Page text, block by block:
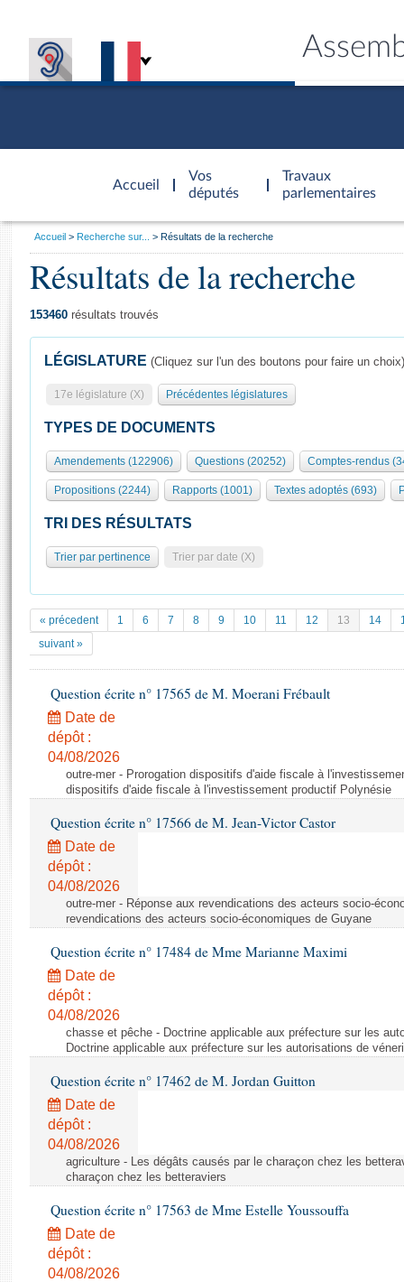
Accueil
d'accueil
Vos
députés
Travaux
parlementaires
Présidence
577 députés
Groupes politiques
Séance publique
Commissions et autres organes
Europe et International
Pétitions
Documents parlementaires
Projets de loi
Propositions de loi
Amendements
Textes adoptés
Rapports d'information
Rapports législatifs
Rapports sur l'application des lois
Baromètre de l’application des lois
Dossiers législatifs
Budget et sécurité sociale
Questions écrites et orales
Comptes rendus des débats
Général
Rôle et pouvoirs de l'Assemblée
Organisation de l'Assemblée
Présidence Conférence des Présidents Bureau Collège des
Statistiques et chiffres clés
Documents de référence
( Constitution | Règlement de l'Assemblée ... )
Histoire
Juniors
Anciennes législatures
Liens vers les sites publics
Visiter l'Assemblée
Visite virtuelle du palais Bourbon
Assister à une séance
La Bibliothèque
Les archives
Contacts et plan d'accès
Photos libres de droit
Vous
Accueil Recherche sur... Résultats de la recherche
Résultats de la recherche
153460 résultats trouvés
LÉGISLATURE (Cliquez sur l'un des boutons pour faire un choix)
17e législature (X) Précédentes législatures
TYPES DE DOCUMENTS
Amendements (122906) Questions (20252) Comptes-rendus
Propositions (2244) Rapports (1001) Textes adoptés (693)
TRI DES RÉSULTATS
Trier par pertinence Trier par date (X)
« précedent 1 6 7 8 9 10 11 12 13 14
suivant »
Question écrite n° 17565 de M. Moerani Frébault
Date de
dépôt :
04/08/2026
outre-mer - Prorogation dispositifs d'aide fiscale à
dispositifs d'aide fiscale à l'investissement productif Polynésie
Question écrite n° 17566 de M. Jean-Victor Castor
Date de
dépôt :
04/08/2026
outre-mer - Réponse aux revendications des acteurs socio-
revendications des acteurs socio-économiques de Guyane
Question écrite n° 17484 de Mme Marianne Maximi
Date de
dépôt :
04/08/2026
chasse et pêche - Doctrine applicable aux préfecture sur les
Doctrine applicable aux préfecture sur les autorisations de
Question écrite n° 17462 de M. Jordan Guitton
Date de
dépôt :
04/08/2026
agriculture - Les dégâts causés par le charaçon chez les
charaçon chez les betteraviers
Question écrite n° 17563 de Mme Estelle Youssouffa
Date de
dépôt :
04/08/2026